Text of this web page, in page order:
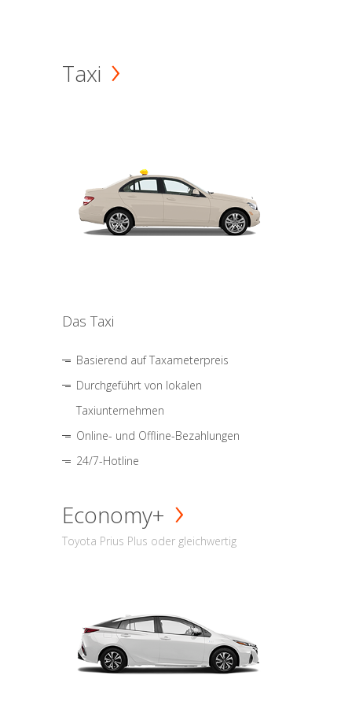
Taxi
Das Taxi
Basierend auf Taxameterpreis
Durchgeführt von lokalen
Taxiunternehmen
Online- und Offline-Bezahlungen
24/7-Hotline
Economy+
Toyota Prius Plus oder gleichwertig